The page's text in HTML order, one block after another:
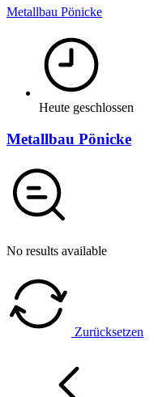
Metallbau Pönicke
Heute geschlossen
Metallbau Pönicke
No results available
Zurücksetzen